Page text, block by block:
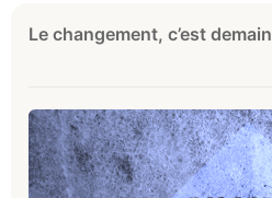
Le changement, c’est demain